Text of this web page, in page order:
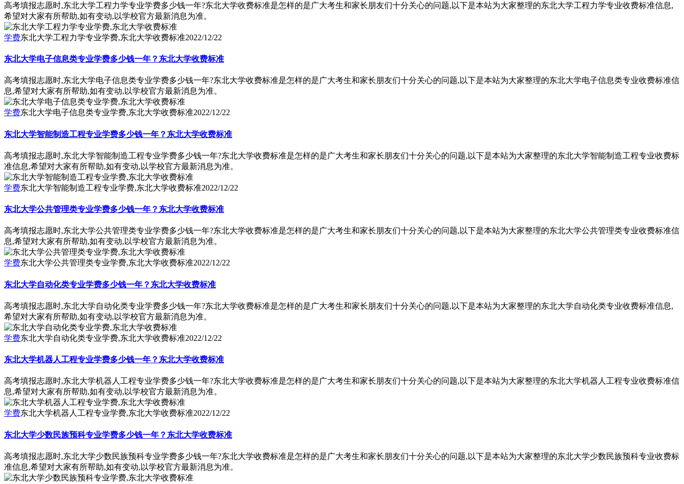
高考填报志愿时,东北大学工程力学专业学费多少钱一年?东北大学收费标准是怎样的是广大考生和家长朋友们十分关心的问题,以下是本站为大家整理的东北大学工程力学专业收费标准信息,
希望对大家有所帮助,如有变动,以学校官方最新消息为准。
学费东北大学工程力学专业学费,东北大学收费标准2022/12/22
东北大学电子信息类专业学费多少钱一年？东北大学收费标准
高考填报志愿时,东北大学电子信息类专业学费多少钱一年?东北大学收费标准是怎样的是广大考生和家长朋友们十分关心的问题,以下是本站为大家整理的东北大学电子信息类专业收费标准信
息,希望对大家有所帮助,如有变动,以学校官方最新消息为准。
学费东北大学电子信息类专业学费,东北大学收费标准2022/12/22
东北大学智能制造工程专业学费多少钱一年？东北大学收费标准
高考填报志愿时,东北大学智能制造工程专业学费多少钱一年?东北大学收费标准是怎样的是广大考生和家长朋友们十分关心的问题,以下是本站为大家整理的东北大学智能制造工程专业收费标
准信息,希望对大家有所帮助,如有变动,以学校官方最新消息为准。
学费东北大学智能制造工程专业学费,东北大学收费标准2022/12/22
东北大学公共管理类专业学费多少钱一年？东北大学收费标准
高考填报志愿时,东北大学公共管理类专业学费多少钱一年?东北大学收费标准是怎样的是广大考生和家长朋友们十分关心的问题,以下是本站为大家整理的东北大学公共管理类专业收费标准信
息,希望对大家有所帮助,如有变动,以学校官方最新消息为准。
学费东北大学公共管理类专业学费,东北大学收费标准2022/12/22
东北大学自动化类专业学费多少钱一年？东北大学收费标准
高考填报志愿时,东北大学自动化类专业学费多少钱一年?东北大学收费标准是怎样的是广大考生和家长朋友们十分关心的问题,以下是本站为大家整理的东北大学自动化类专业收费标准信息,
希望对大家有所帮助,如有变动,以学校官方最新消息为准。
学费东北大学自动化类专业学费,东北大学收费标准2022/12/22
东北大学机器人工程专业学费多少钱一年？东北大学收费标准
高考填报志愿时,东北大学机器人工程专业学费多少钱一年?东北大学收费标准是怎样的是广大考生和家长朋友们十分关心的问题,以下是本站为大家整理的东北大学机器人工程专业收费标准信
息,希望对大家有所帮助,如有变动,以学校官方最新消息为准。
学费东北大学机器人工程专业学费,东北大学收费标准2022/12/22
东北大学少数民族预科专业学费多少钱一年？东北大学收费标准
高考填报志愿时,东北大学少数民族预科专业学费多少钱一年?东北大学收费标准是怎样的是广大考生和家长朋友们十分关心的问题,以下是本站为大家整理的东北大学少数民族预科专业收费标
准信息,希望对大家有所帮助,如有变动,以学校官方最新消息为准。